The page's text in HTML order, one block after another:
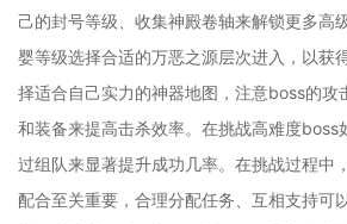
己的封号等级、收集神殿卷轴来解锁更多高
婴等级选择合适的万恶之源层次进入，以获
择适合自己实力的神器地图，注意boss的攻
和装备来提高击杀效率。在挑战高难度boss
过组队来显著提升成功几率。在挑战过程中
配合至关重要，合理分配任务、互相支持可